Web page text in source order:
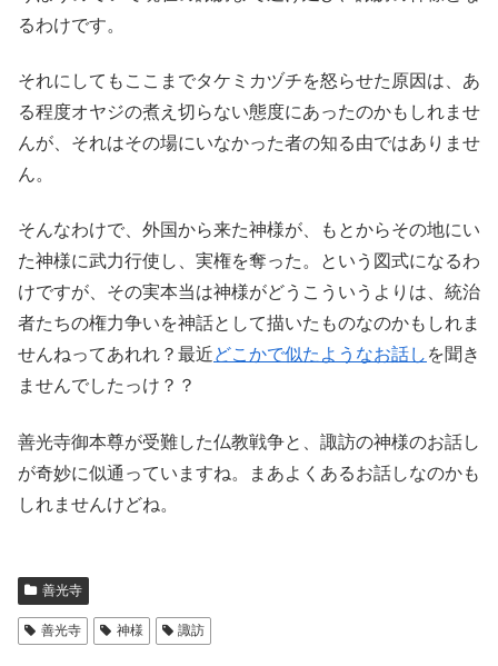
るわけです。
それにしてもここまでタケミカヅチを怒らせた原因は、あ
る程度オヤジの煮え切らない態度にあったのかもしれませ
んが、それはその場にいなかった者の知る由ではありませ
ん。
そんなわけで、外国から来た神様が、もとからその地にい
た神様に武力行使し、実権を奪った。という図式になるわ
けですが、その実本当は神様がどうこういうよりは、統治
者たちの権力争いを神話として描いたものなのかもしれま
せんねってあれれ？最近どこかで似たようなお話し を聞き
ませんでしたっけ？？
善光寺御本尊が受難した仏教戦争と、諏訪の神様のお話し
が奇妙に似通っていますね。まあよくあるお話しなのかも
しれませんけどね。
善光寺
善光寺 神様 諏訪